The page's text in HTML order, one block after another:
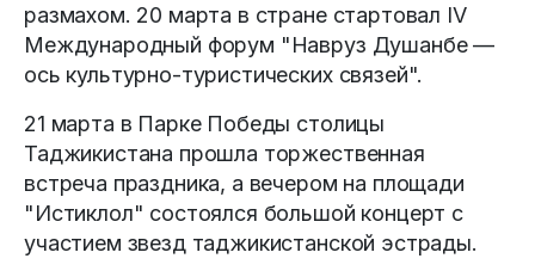
размахом. 20 марта в стране стартовал IV
Международный форум "Навруз Душанбе —
ось культурно-туристических связей".
21 марта в Парке Победы столицы
Таджикистана прошла торжественная
встреча праздника, а вечером на площади
"Истиклол" состоялся большой концерт с
участием звезд таджикистанской эстрады.